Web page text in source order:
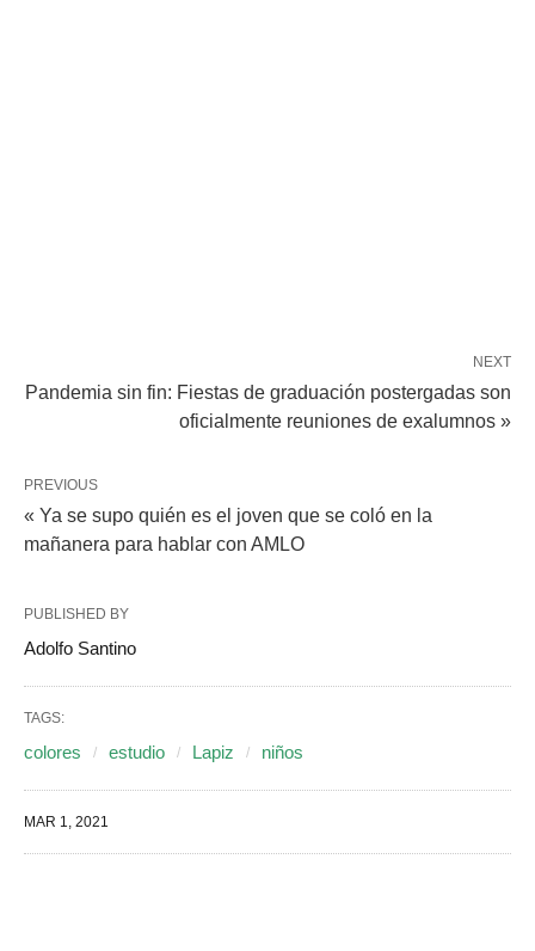
NEXT
Pandemia sin fin: Fiestas de graduación postergadas son
oficialmente reuniones de exalumnos »
PREVIOUS
« Ya se supo quién es el joven que se coló en la
mañanera para hablar con AMLO
PUBLISHED BY
Adolfo Santino
TAGS:
colores estudio Lapiz niños
MAR 1, 2021